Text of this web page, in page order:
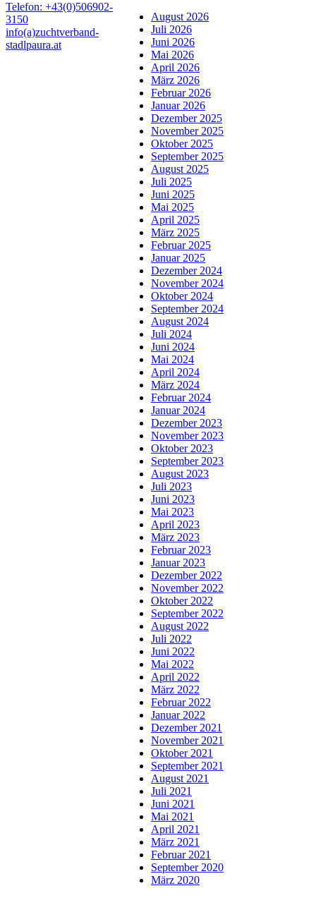
August 2026
Juli 2026
Juni 2026
Mai 2026
April 2026
März 2026
Februar 2026
Januar 2026
Dezember 2025
November 2025
Oktober 2025
September 2025
August 2025
Juli 2025
Juni 2025
Mai 2025
April 2025
März 2025
Februar 2025
Januar 2025
Dezember 2024
November 2024
Oktober 2024
September 2024
August 2024
Juli 2024
Juni 2024
Mai 2024
April 2024
März 2024
Februar 2024
Januar 2024
Dezember 2023
November 2023
Oktober 2023
September 2023
August 2023
Juli 2023
Juni 2023
Mai 2023
April 2023
März 2023
Februar 2023
Januar 2023
Dezember 2022
November 2022
Oktober 2022
September 2022
August 2022
Juli 2022
Juni 2022
Mai 2022
April 2022
März 2022
Februar 2022
Januar 2022
Dezember 2021
November 2021
Oktober 2021
September 2021
August 2021
Juli 2021
Juni 2021
Mai 2021
April 2021
März 2021
Februar 2021
September 2020
März 2020
Telefon: +43(0)506902-
3150
info(a)zuchtverband-
stadlpaura.at